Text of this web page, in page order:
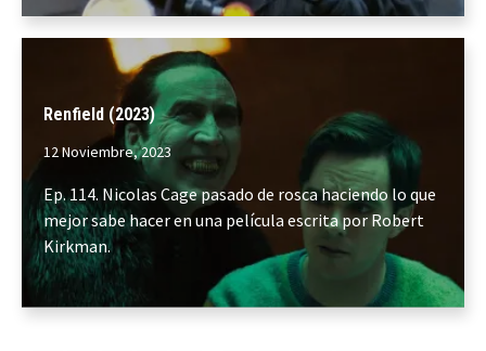
Renfield (2023)
12 Noviembre, 2023
Ep. 114. Nicolas Cage pasado de rosca haciendo lo que
mejor sabe hacer en una película escrita por Robert
Kirkman.